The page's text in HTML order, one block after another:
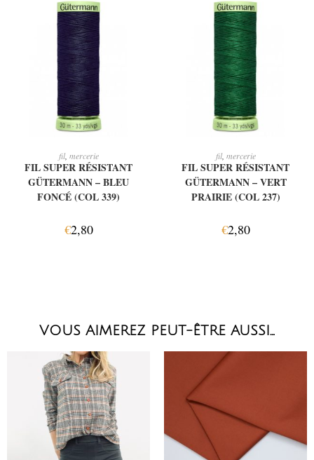
AJOUTER AU PANIER
fil, mercerie
FIL SUPER RÉSISTANT
GÜTERMANN – BLEU
FONCÉ (COL 339)
€2,80
AJOUTER AU PANIER
fil, mercerie
FIL SUPER RÉSISTANT
GÜTERMANN – VERT
PRAIRIE (COL 237)
€2,80
VOUS AIMEREZ PEUT-ÊTRE AUSSI…